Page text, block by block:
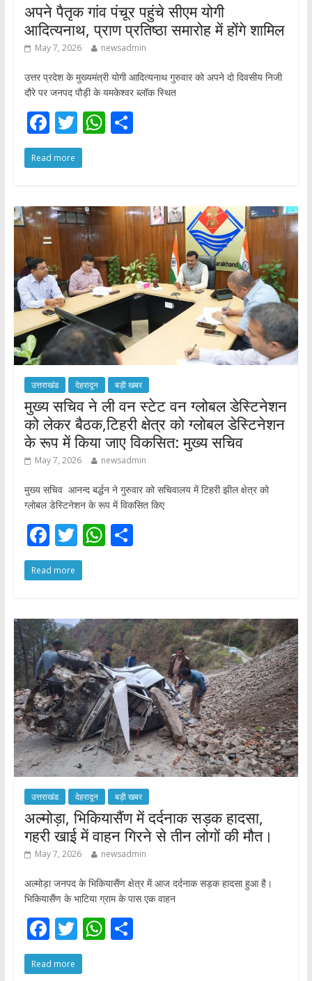
अपने पैतृक गांव पंचूर पहुंचे सीएम योगी
आदित्यनाथ, प्राण प्रतिष्ठा समारोह में होंगे शामिल
May 7, 2026 newsadmin
उत्तर प्रदेश के मुख्यमंत्री योगी आदित्यनाथ गुरुवार को अपने दो दिवसीय निजी
दौरे पर जनपद पौड़ी के यमकेश्वर ब्लॉक स्थित
F
ac
e
o
o
k
T
w
itt
W
A
p
p
S
Read more
उत्तराखंड देहरादून बड़ी खबर
मुख्य सचिव ने ली वन स्टेट वन ग्लोबल डेस्टिनेशन
को लेकर बैठक,टिहरी क्षेत्र को ग्लोबल डेस्टिनेशन
के रूप में किया जाए विकसित: मुख्य सचिव
May 7, 2026 newsadmin
मुख्य सचिव आनन्द बर्द्धन ने गुरुवार को सचिवालय में टिहरी झील क्षेत्र को
ग्लोबल डेस्टिनेशन के रूप में विकसित किए
F
ac
e
o
o
k
T
w
itt
W
A
p
p
S
Read more
उत्तराखंड देहरादून बड़ी खबर
अल्मोड़ा, भिकियासैंण में दर्दनाक सड़क हादसा,
गहरी खाई में वाहन गिरने से तीन लोगों की मौत।
May 7, 2026 newsadmin
अल्मोड़ा जनपद के भिकियासैंण क्षेत्र में आज दर्दनाक सड़क हादसा हुआ है।
भिकियासैंण के भाटिया ग्राम के पास एक वाहन
F
ac
e
T
w
itt
W S
Read more